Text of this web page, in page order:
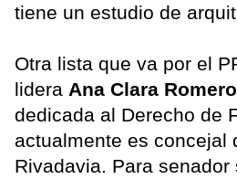
tiene un estudio de
Otra lista que va por el
lidera Ana Clara Romero
dedicada al Derecho de
actualmente es concejal
Rivadavia. Para senador